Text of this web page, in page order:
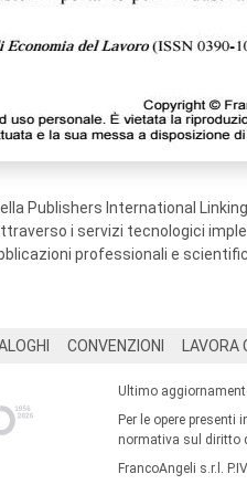
Publishers International
i servizi tecnologici
professionali e
CONVENZIONI LAVORA
Ultimo
Per le opere
normativa sul diritto
FrancoAngeli s.r.l.